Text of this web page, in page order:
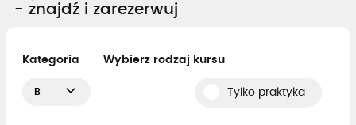
- znajdź i zarezerwuj
Kategoria
B
Wybierz rodzaj kursu
Tylko praktyka